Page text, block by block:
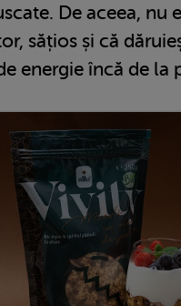
De aceea, nu
sățios și că
energie încă de la